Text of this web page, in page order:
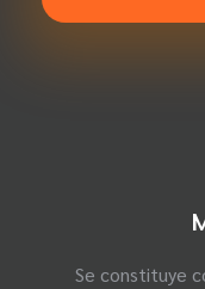
Se constituye